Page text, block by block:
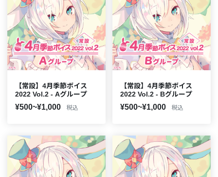
【常設】4月季節ボイス
2022 Vol.2 - Aグループ
¥500~¥1,000 税込
【常設】4月季節ボイス
2022 Vol.2 - Bグループ
¥500~¥1,000 税込